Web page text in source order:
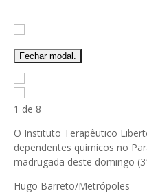
Fechar modal.
1 de 8
O Instituto Terapêutico
dependentes químicos no
madrugada deste domingo
Hugo Barreto/Metrópoles